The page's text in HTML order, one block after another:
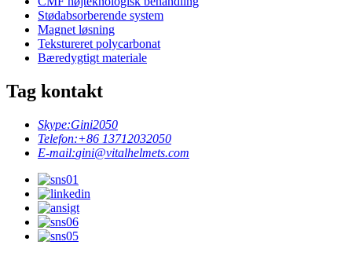
Stødabsorberende system
Magnet løsning
Tekstureret polycarbonat
Bæredygtigt materiale
Tag kontakt
Skype:Gini2050
Telefon:+86 13712032050
E-mail:gini@vitalhelmets.com